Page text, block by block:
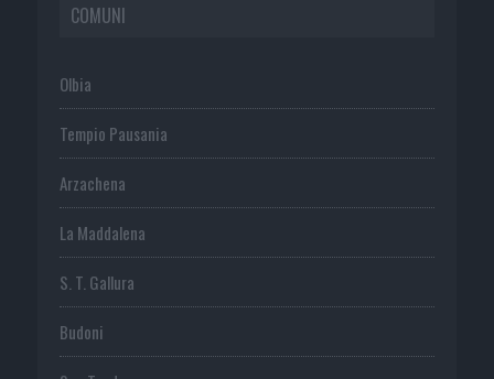
COMUNI
Olbia
Tempio Pausania
Arzachena
La Maddalena
S. T. Gallura
Budoni